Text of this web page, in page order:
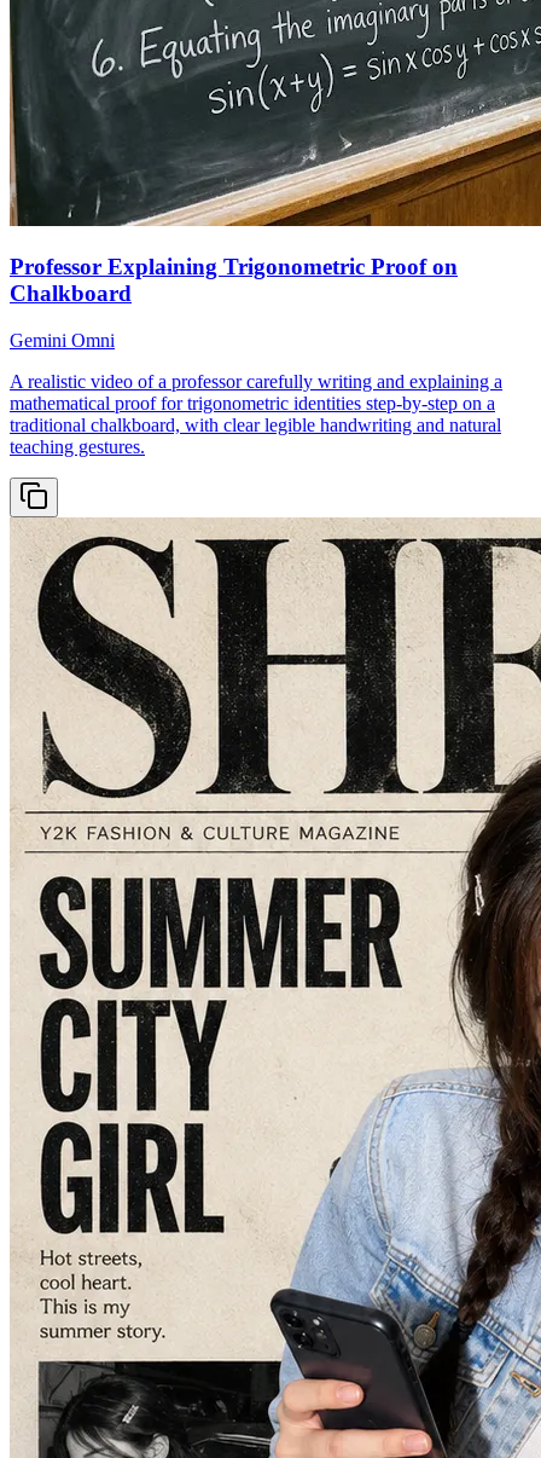
Professor Explaining Trigonometric Proof on
Chalkboard
Gemini Omni
A realistic video of a professor carefully writing and explaining a
mathematical proof for trigonometric identities step-by-step on a
traditional chalkboard, with clear legible handwriting and natural
teaching gestures.